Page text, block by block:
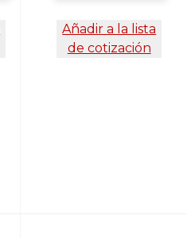
Añadir a la lista
de cotización